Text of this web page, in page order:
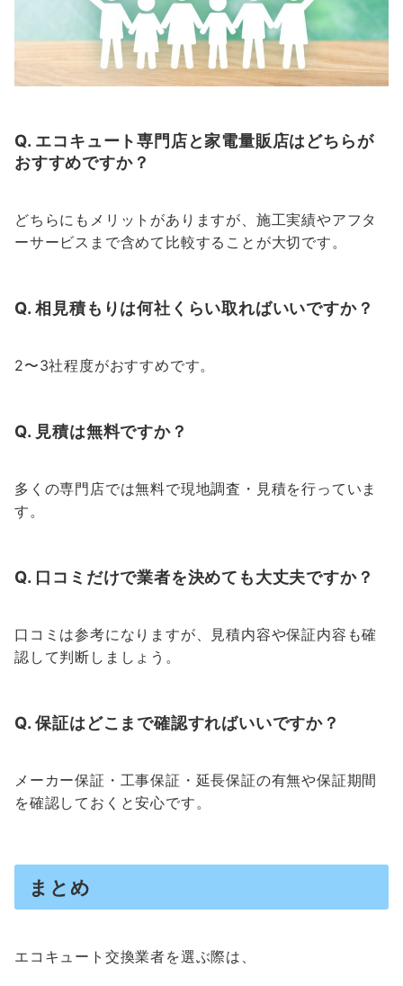
Q. エコキュート専門店と家電量販店はどちらが
おすすめですか？
どちらにもメリットがありますが、施工実績やアフタ
ーサービスまで含めて比較することが大切です。
Q. 相見積もりは何社くらい取ればいいですか？
2〜3社程度がおすすめです。
Q. 見積は無料ですか？
多くの専門店では無料で現地調査・見積を行っていま
す。
Q. 口コミだけで業者を決めても大丈夫ですか？
口コミは参考になりますが、見積内容や保証内容も確
認して判断しましょう。
Q. 保証はどこまで確認すればいいですか？
メーカー保証・工事保証・延長保証の有無や保証期間
を確認しておくと安心です。
まとめ
エコキュート交換業者を選ぶ際は、